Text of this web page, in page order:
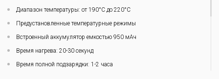
Диапазон температуры: от 190°C до 220°C
Предустановленные температурные режимы
Встроенный аккумулятор емкостью 950 мАч
Время нагрева: 20-30 секунд
Время полной подзарядки: 1-2 часа